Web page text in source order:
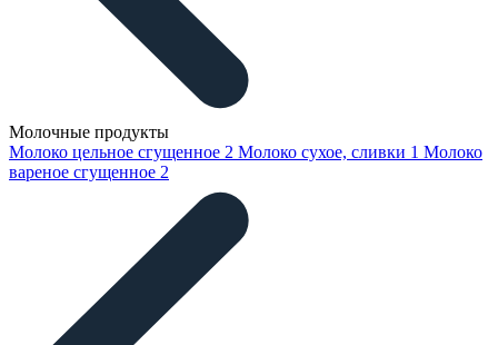
Молочные продукты
Молоко цельное сгущенное 2 Молоко сухое, сливки 1 Молоко
вареное сгущенное 2